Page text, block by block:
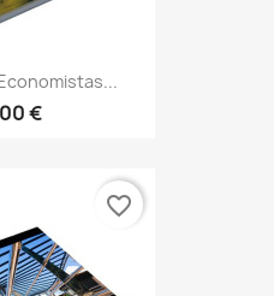
€
favorite_border